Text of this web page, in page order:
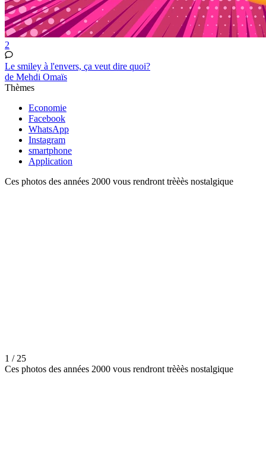
2
Le smiley à l'envers, ça veut dire quoi?
de Mehdi Omaïs
Thèmes
Economie
Facebook
WhatsApp
Instagram
smartphone
Application
Ces photos des années 2000 vous rendront trèèès nostalgique
1 / 25
Ces photos des années 2000 vous rendront trèèès nostalgique